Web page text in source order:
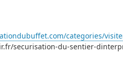
categories/
securisation-du-sentier-